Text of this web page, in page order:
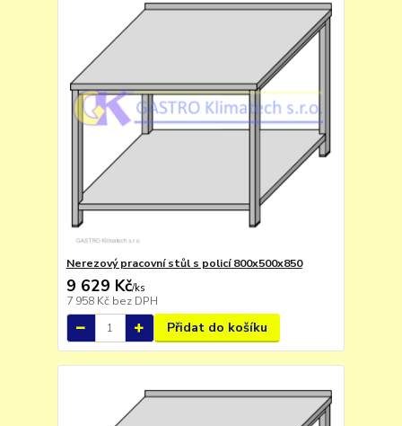
Nerezový pracovní stůl s policí 800x500x850
9 629 Kč/ks
7 958 Kč bez DPH
Přidat do košíku